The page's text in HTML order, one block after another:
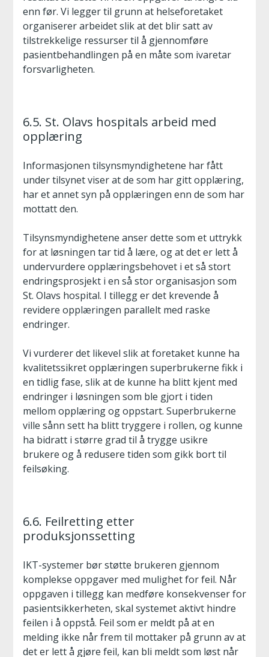
enn før. Vi legger til grunn at helseforetaket
organiserer arbeidet slik at det blir satt av
tilstrekkelige ressurser til å gjennomføre
pasientbehandlingen på en måte som ivaretar
forsvarligheten.
6.5. St. Olavs hospitals arbeid med
opplæring
Informasjonen tilsynsmyndighetene har fått
under tilsynet viser at de som har gitt opplæring,
har et annet syn på opplæringen enn de som har
mottatt den.
Tilsynsmyndighetene anser dette som et uttrykk
for at løsningen tar tid å lære, og at det er lett å
undervurdere opplæringsbehovet i et så stort
endringsprosjekt i en så stor organisasjon som
St. Olavs hospital. I tillegg er det krevende å
revidere opplæringen parallelt med raske
endringer.
Vi vurderer det likevel slik at foretaket kunne ha
kvalitetssikret opplæringen superbrukerne fikk i
en tidlig fase, slik at de kunne ha blitt kjent med
endringer i løsningen som ble gjort i tiden
mellom opplæring og oppstart. Superbrukerne
ville sånn sett ha blitt tryggere i rollen, og kunne
ha bidratt i større grad til å trygge usikre
brukere og å redusere tiden som gikk bort til
feilsøking.
6.6. Feilretting etter
produksjonssetting
IKT-systemer bør støtte brukeren gjennom
komplekse oppgaver med mulighet for feil. Når
oppgaven i tillegg kan medføre konsekvenser for
pasientsikkerheten, skal systemet aktivt hindre
feilen i å oppstå. Feil som er meldt på at en
melding ikke når frem til mottaker på grunn av at
det er lett å gjøre feil, kan bli meldt som løst når